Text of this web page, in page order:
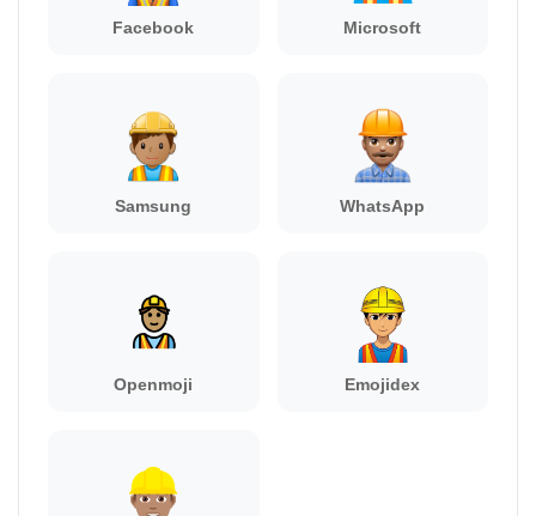
Facebook Microsoft
Samsung WhatsApp
Openmoji Emojidex